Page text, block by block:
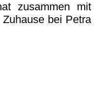
zusammen mit
bei Petra